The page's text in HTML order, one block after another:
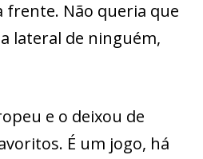
frente. Não queria que
lateral de ninguém,
e o deixou de
É um jogo, há